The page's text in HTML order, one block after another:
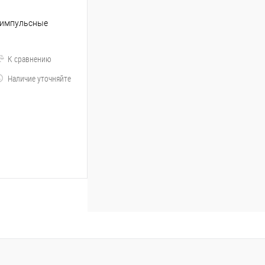
К сравнению
Наличие уточняйте